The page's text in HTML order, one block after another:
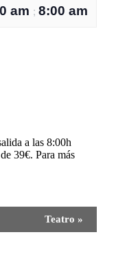
am ; 8:00 am
a las 8:00h
39€. Para más
Teatro »